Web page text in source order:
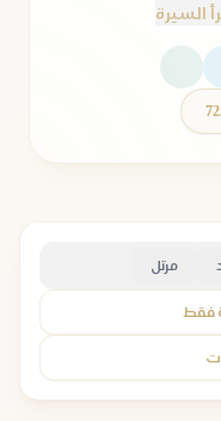
السيرة
مرتل
فقط